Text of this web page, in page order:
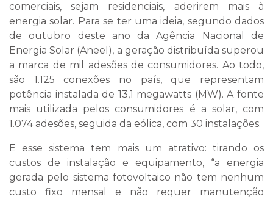
comerciais, sejam residenciais, aderirem mais à
energia solar. Para se ter uma ideia, segundo dados
de outubro deste ano da Agência Nacional de
Energia Solar (Aneel), a geração distribuída superou
a marca de mil adesões de consumidores. Ao todo,
são 1.125 conexões no país, que representam
potência instalada de 13,1 megawatts (MW). A fonte
mais utilizada pelos consumidores é a solar, com
1.074 adesões, seguida da eólica, com 30 instalações.
E esse sistema tem mais um atrativo: tirando os
custos de instalação e equipamento, “a energia
gerada pelo sistema fotovoltaico não tem nenhum
custo fixo mensal e não requer manutenção